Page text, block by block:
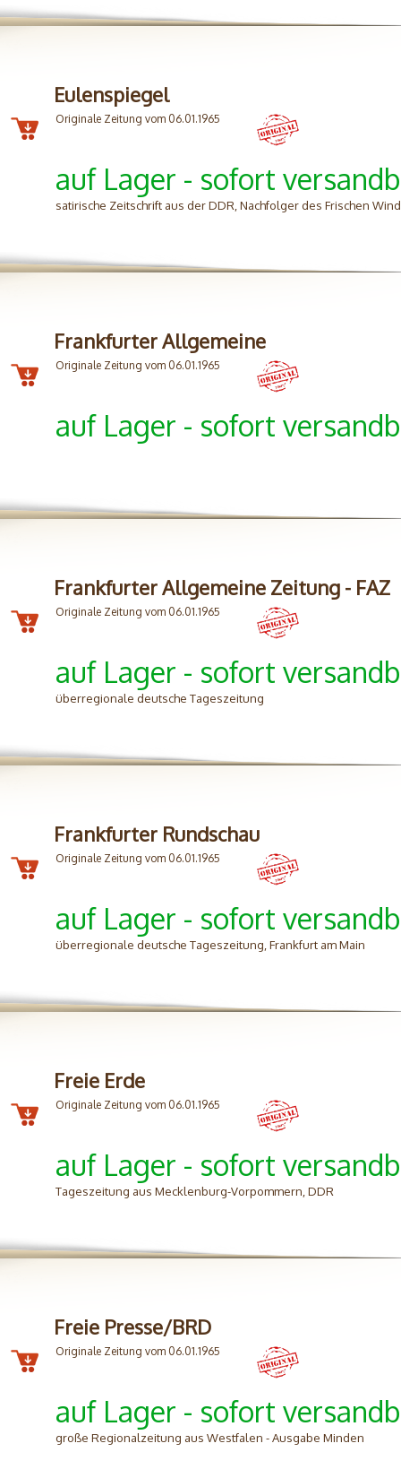
Eulenspiegel
Originale Zeitung vom 06.01.1965
auf Lager - sofort
satirische Zeitschrift aus der DDR, Nachfolger des Frischen
Frankfurter Allgemeine
Originale Zeitung vom 06.01.1965
auf Lager - sofort
Frankfurter Allgemeine Zeitung - FAZ
Originale Zeitung vom 06.01.1965
auf Lager - sofort
überregionale deutsche Tageszeitung
Frankfurter Rundschau
Originale Zeitung vom 06.01.1965
auf Lager - sofort
überregionale deutsche Tageszeitung, Frankfurt am Main
Freie Erde
Originale Zeitung vom 06.01.1965
auf Lager - sofort
Tageszeitung aus Mecklenburg-Vorpommern, DDR
Freie Presse/BRD
Originale Zeitung vom 06.01.1965
auf Lager - sofort
große Regionalzeitung aus Westfalen - Ausgabe Minden